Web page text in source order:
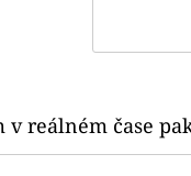
reálném čase